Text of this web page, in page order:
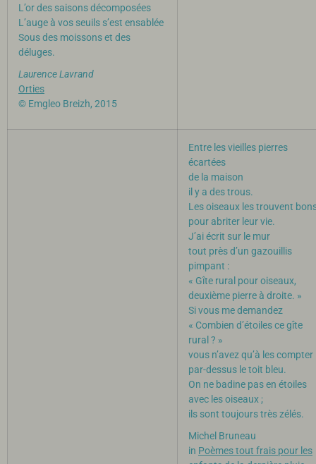
L’or des saisons décomposées
L’auge à vos seuils s’est ensablée
Sous des moissons et des
déluges.
Laurence Lavrand
Orties
© Emgleo Breizh, 2015
Entre les vieilles pierres
écartées
de la maison
il y a des trous.
Les oiseaux les trouvent
pour abriter leur vie.
J’ai écrit sur le mur
tout près d’un gazouillis
pimpant :
« Gîte rural pour oiseaux,
deuxième pierre à droite. »
Si vous me demandez
« Combien d’étoiles ce gîte
rural ? »
vous n’avez qu’à les compter
par-dessus le toit bleu.
On ne badine pas en étoiles
avec les oiseaux ;
ils sont toujours très zélés.
Michel Bruneau
in Poèmes tout frais pour les